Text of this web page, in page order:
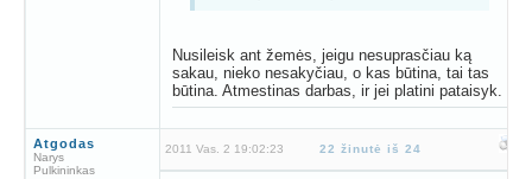
Nusileisk ant žemės, jeigu nesuprasčiau ką
sakau, nieko nesakyčiau, o kas būtina, tai tas
būtina. Atmestinas darbas, ir jei platini pataisyk.
Atgodas
Narys
Pulkininkas
2011 Vas. 2 19:02:23 22 žinutė iš 24